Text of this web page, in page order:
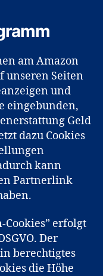
am Amazon
unseren Seiten
und
eingebunden,
Geld
dazu Cookies
kann
Partnerlink
Cookies” erfolgt
Der
berechtigtes
die Höhe